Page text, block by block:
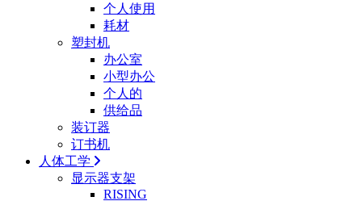
个人使用
耗材
塑封机
办公室
小型办公
个人的
供给品
装订器
订书机
人体工学
显示器支架
RISING